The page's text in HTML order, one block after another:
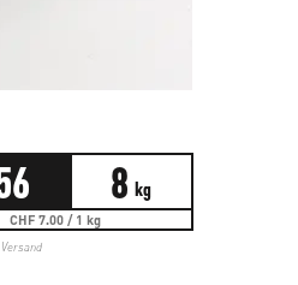
8 kg
CHF 7.00 / 1 kg
Versand